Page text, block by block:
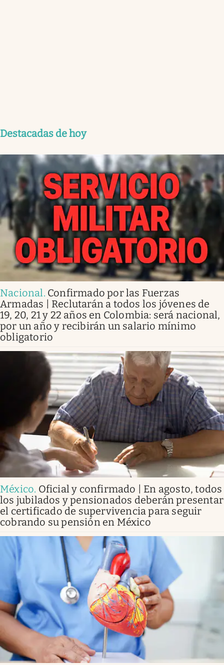
Destacadas de hoy
Nacional. Confirmado por las Fuerzas
Armadas | Reclutarán a todos los jóvenes de
19, 20, 21 y 22 años en Colombia: será nacional,
por un año y recibirán un salario mínimo
obligatorio
México. Oficial y confirmado | En agosto, todos
los jubilados y pensionados deberán presentar
el certificado de supervivencia para seguir
cobrando su pensión en México